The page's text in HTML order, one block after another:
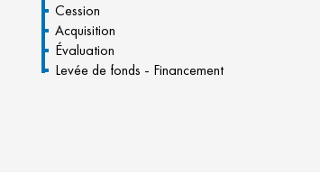
Cession
Acquisition
Évaluation
Levée de fonds - Financement